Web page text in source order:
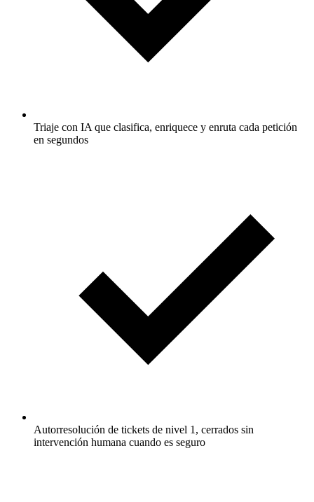
Triaje con IA que clasifica, enriquece y enruta cada petición
en segundos
Autorresolución de tickets de nivel 1, cerrados sin
intervención humana cuando es seguro